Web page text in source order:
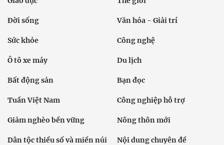
Đời sống Văn hóa - Giải trí
Sức khỏe Công nghệ
Ô tô xe máy Du lịch
Bất động sản Bạn đọc
Tuần Việt Nam Công nghiệp hỗ trợ
Giảm nghèo bền vững Nông thôn mới
Dân tộc thiểu số và miền núi Nội dung chuyên đề